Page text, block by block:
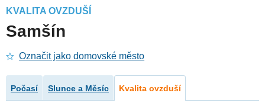
KVALITA OVZDUŠÍ
Samšín
Označit jako domovské město
Počasí Slunce a Měsíc Kvalita ovzduší